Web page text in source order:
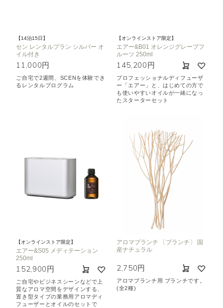
【14泊15日】
セン レンタルプラン シルバー オ
イル付き
11,000円
ご自宅で2週間、SCENを体験でき
るレンタルプログラム
【オンラインストア限定】
エアー&B01 オレンジグレープフ
ルーツ 250ml
145,200円
プロフェッショナルディフューザ
ー「エアー」と、はじめての方で
も使いやすいオイルが一緒になっ
たスターターセット
【オンラインストア限定】
エアー&S05 メディテーション
250ml
152,900円
ご自宅やビジネスシーンなどで上
質なアロマ空間をデザインする、
置き型タイプの業務用アロマディ
フューザーとオイルのセットで
アロマブランチ 〔ブランチ〕 国
産ナチュラル
2,750円
アロマブランチ用 ブランチです。
(全2種)